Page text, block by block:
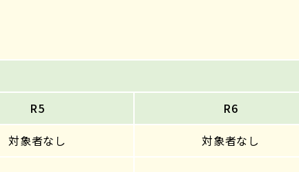
R5
R6
対象者なし 対象者なし